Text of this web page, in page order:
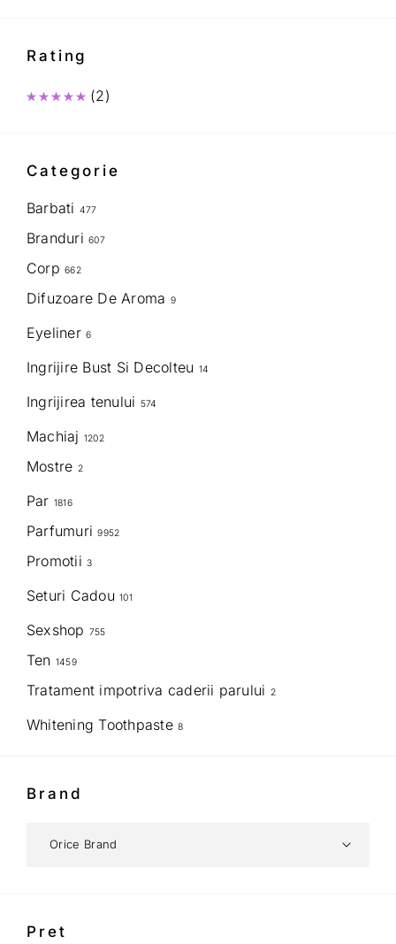
Rating
Evaluat la
(2)
Categorie
Barbati 477
Branduri 607
Corp 662
Difuzoare De Aroma 9
Eyeliner 6
Ingrijire Bust Si Decolteu 14
Ingrijirea tenului 574
Machiaj 1202
Mostre 2
Par 1816
Parfumuri 9952
Promotii 3
Seturi Cadou 101
Sexshop 755
Ten 1459
Tratament impotriva caderii parului 2
Whitening Toothpaste 8
Brand
Pret